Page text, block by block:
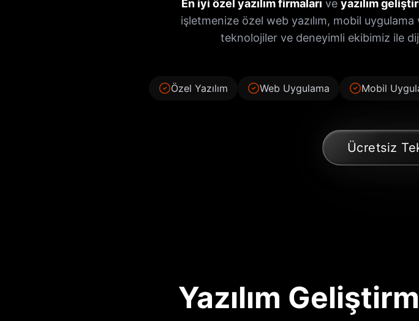
En iyi özel yazılım firmaları ve yazılım
işletmenize özel web yazılım, mobil
teknolojiler ve deneyimli ekibimiz ile
Özel Yazılım Web Uygulama Mobil
Ücretsiz
Yazılım